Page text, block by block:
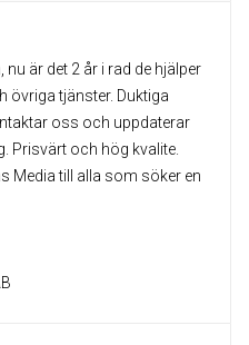
är det 2 år i rad de hjälper
tjänster. Duktiga
oss och uppdaterar
Prisvärt och hög kvalite.
Media till alla som söker en